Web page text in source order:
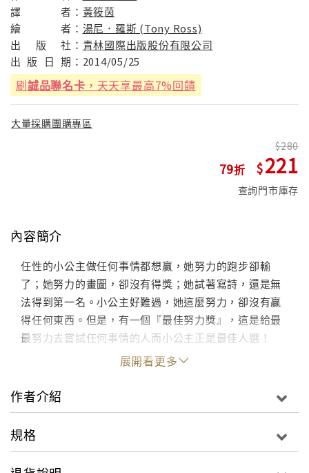
譯
者： 黃筱茵
繪
者： 湯尼．羅斯 (Tony Ross)
出
版 社： 青林國際出版股份有限公司
出 版 日 期： 2014/05/25
刷誠品聯名卡 ，天天享最高7%回饋
大量採購團購專區
79
280
221
查詢門市庫存
內容簡介
任性的小公主做任何事情都想贏，她努力的跑步卻輸
了；她努力的畫圖，卻沒有得獎；她試著寫詩，還是無
法得到第一名。小公主好難過，她這麼努力，卻沒有贏
得任何東西。但是，有一個『最佳努力獎』，這是給最
最努力去嘗試任何事情的人而小公主正是最佳人選！
展開看更多
作者介紹
規格